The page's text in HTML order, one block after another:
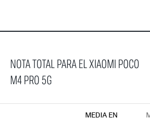
NOTA TOTAL PARA EL XIAOMI POCO
M4 PRO 5G
MEDIA EN